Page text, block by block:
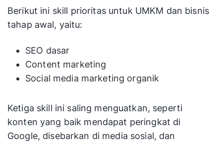
Berikut ini skill prioritas untuk UMKM dan bisnis
tahap awal, yaitu:
SEO dasar
Content marketing
Social media marketing organik
Ketiga skill ini saling menguatkan, seperti
konten yang baik mendapat peringkat di
Google, disebarkan di media sosial, dan